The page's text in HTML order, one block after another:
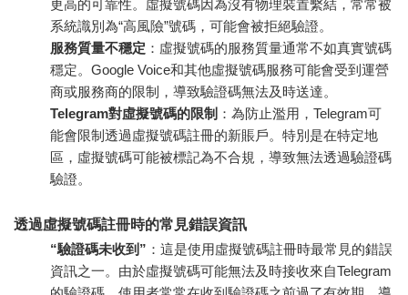
更高的可靠性。虛擬號碼因為沒有物理裝置繫結，常常被
系統識別為“高風險”號碼，可能會被拒絕驗證。
服務質量不穩定 ：虛擬號碼的服務質量通常不如真實號碼
穩定。Google Voice和其他虛擬號碼服務可能會受到運營
商或服務商的限制，導致驗證碼無法及時送達。
Telegram對虛擬號碼的限制 ：為防止濫用，Telegram可
能會限制透過虛擬號碼註冊的新賬戶。特別是在特定地
區，虛擬號碼可能被標記為不合規，導致無法透過驗證碼
驗證。
透過虛擬號碼註冊時的常見錯誤資訊
“驗證碼未收到” ：這是使用虛擬號碼註冊時最常見的錯誤
資訊之一。由於虛擬號碼可能無法及時接收來自Telegram